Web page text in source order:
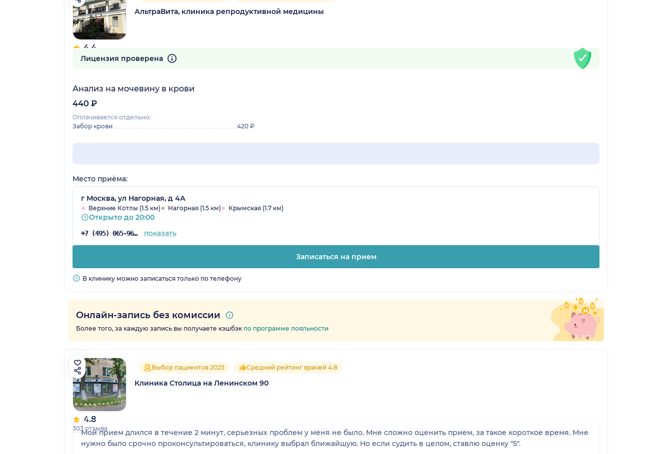
4.4
72 отзыва
АльтраВита, клиника репродуктивной медицины
Лицензия проверена
Анализ на мочевину в крови
440 ₽
Оплачивается отдельно:
Забор крови
420 ₽
Место приёма:
г Москва, ул Нагорная, д 4А
Верхние Котлы (1.5 км) Нагорная (1.5 км) Крымская (1.7 км)
Открыто до 20:00
+7 (495) 065-96-24 показать
Записаться на прием
В клинику можно записаться только по телефону
Онлайн-запись без комиссии
Более того, за каждую запись вы получаете кэшбэк по программе лояльности
4.8
303 отзыва
Выбор пациентов 2025 Средний рейтинг врачей 4.8
Клиника Столица на Ленинском 90
Мой прием длился в течение 2 минут, серьезных проблем у меня не было. Мне сложно оценить прием, за такое короткое время. Мне
нужно было срочно проконсультироваться, клинику выбрал ближайшую. Но если судить в целом, ставлю оценку "5".